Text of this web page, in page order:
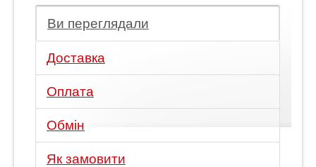
Ви переглядали
Доставка
Оплата
Обмін
Як замовити